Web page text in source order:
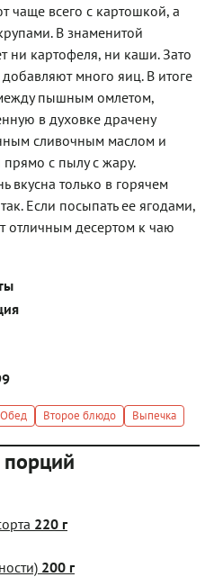
чаще всего с картошкой, а
В знаменитой
ни картофеля, ни каши. Зато
много яиц. В итоге
пышным омлетом,
в духовке драчену
сливочным маслом и
прямо с пылу с жару.
вкусна только в горячем
Если посыпать ее ягодами,
отличным десертом к чаю
Обед Второе блюдо Выпечка
220 г
200 г